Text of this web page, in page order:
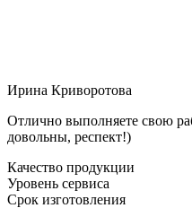
Ирина Криворотова
Отлично выполняете свою
довольны, респект!)
Качество продукции
Уровень сервиса
Срок изготовления